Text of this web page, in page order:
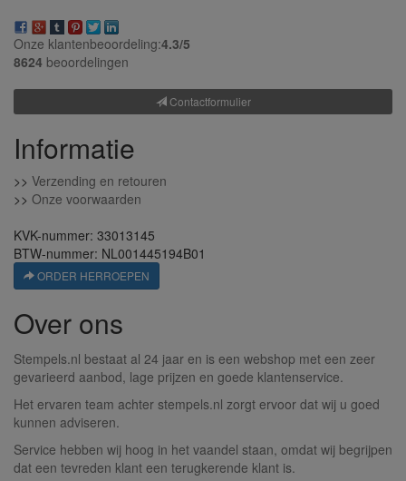
Onze klantenbeoordeling:4.3/5
8624 beoordelingen
Contactformulier
Informatie
>> Verzending en retouren
>> Onze voorwaarden
KVK-nummer: 33013145
BTW-nummer: NL001445194B01
ORDER HERROEPEN
Over ons
Stempels.nl bestaat al 24 jaar en is een webshop met een zeer
gevarieerd aanbod, lage prijzen en goede klantenservice.
Het ervaren team achter stempels.nl zorgt ervoor dat wij u goed
kunnen adviseren.
Service hebben wij hoog in het vaandel staan, omdat wij begrijpen
dat een tevreden klant een terugkerende klant is.